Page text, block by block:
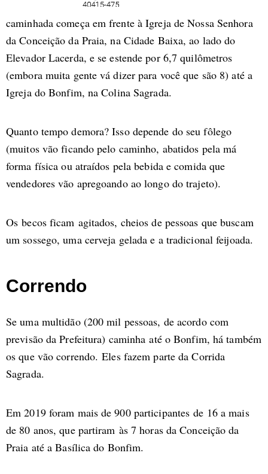
caminhada começa em frente à Igreja de Nossa Senhora
da Conceição da Praia, na Cidade Baixa, ao lado do
Elevador Lacerda, e se estende por 6,7 quilômetros
(embora muita gente vá dizer para você que são 8) até a
Igreja do Bonfim, na Colina Sagrada.
Quanto tempo demora? Isso depende do seu fôlego
(muitos vão ficando pelo caminho, abatidos pela má
forma física ou atraídos pela bebida e comida que
vendedores vão apregoando ao longo do trajeto).
Os becos ficam agitados, cheios de pessoas que buscam
um sossego, uma cerveja gelada e a tradicional feijoada.
Correndo
Se uma multidão (200 mil pessoas, de acordo com
previsão da Prefeitura) caminha até o Bonfim, há também
os que vão correndo. Eles fazem parte da Corrida
Sagrada.
Em 2019 foram mais de 900 participantes de 16 a mais
de 80 anos, que partiram às 7 horas da Conceição da
Praia até a Basílica do Bonfim.